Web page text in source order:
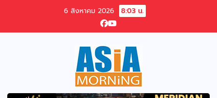
content
6 สิงหาคม 2026 8:03 น.